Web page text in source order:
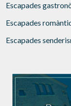
Escapades
Escapades
Escapades